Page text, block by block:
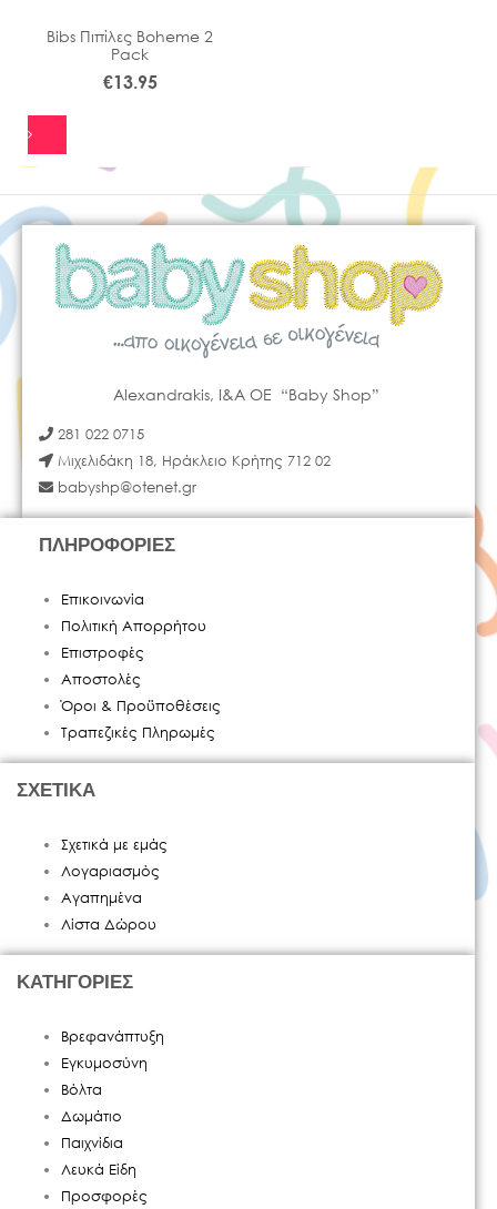
Bibs Πιπίλες Boheme 2
Pack
€13.95
Alexandrakis, I&A OE “Baby Shop”
281 022 0715
Μιχελιδάκη 18, Ηράκλειο Κρήτης 712 02
babyshp@otenet.gr
ΠΛΗΡΟΦΟΡΙΕΣ
Επικοινωνία
Πολιτική Απορρήτου
Επιστροφές
Αποστολές
Όροι & Προϋποθέσεις
Τραπεζικές Πληρωμές
ΣΧΕΤΙΚΑ
Σχετικά με εμάς
Λογαριασμός
Αγαπημένα
Λίστα Δώρου
ΚΑΤΗΓΟΡΙΕΣ
Βρεφανάπτυξη
Εγκυμοσύνη
Βόλτα
Δωμάτιο
Παιχνίδια
Λευκά Είδη
Προσφορές